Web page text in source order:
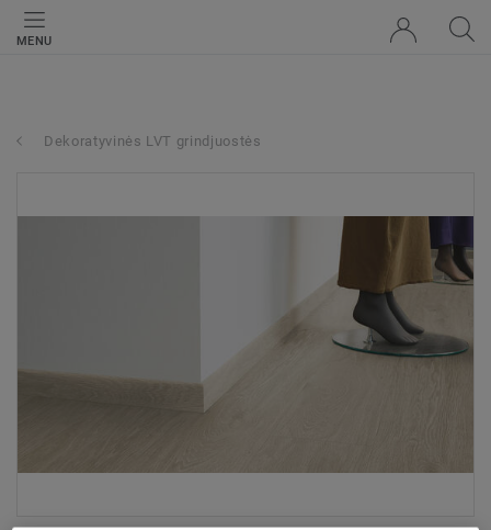
MENU
Dekoratyvinės LVT grindjuostės